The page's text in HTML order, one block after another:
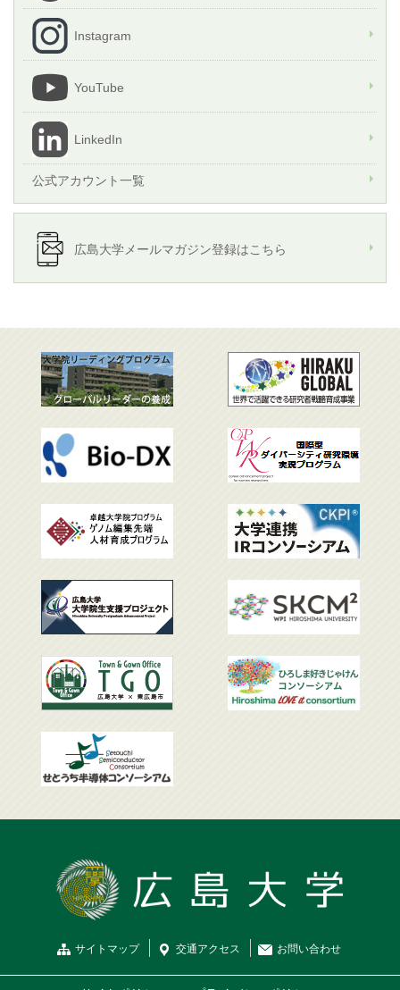
Instagram
YouTube
LinkedIn
公式アカウント一覧
広島大学メールマガジン登録はこちら
サイトマップ 交通アクセス お問い合わせ